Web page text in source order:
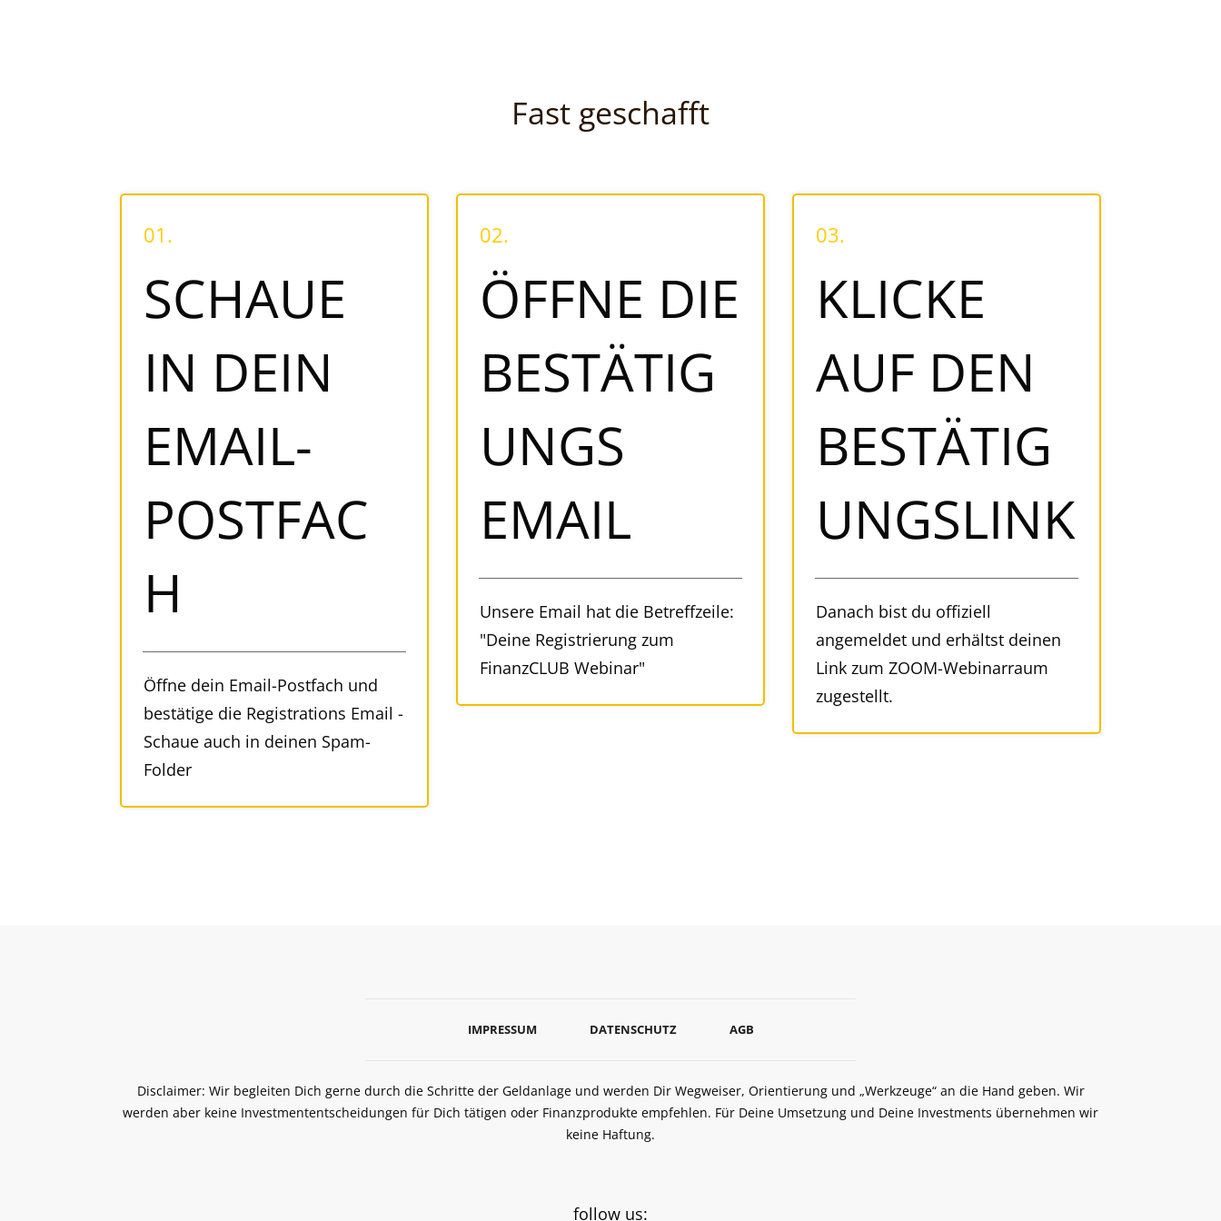
Fast geschafft
01.
SCHAUE
IN DEIN
EMAIL-
POSTFAC
H
Öffne dein Email-Postfach und
bestätige die Registrations Email -
Schaue auch in deinen Spam-
Folder
02.
ÖFFNE DIE
BESTÄTIG
UNGS
EMAIL
Unsere Email hat die Betreffzeile:
"Deine Registrierung zum
FinanzCLUB Webinar"
03.
KLICKE
AUF DEN
BESTÄTIG
UNGSLINK
Danach bist du offiziell
angemeldet und erhältst deinen
Link zum ZOOM-Webinarraum
zugestellt.
IMPRESSUM DATENSCHUTZ AGB
Disclaimer: Wir begleiten Dich gerne durch die Schritte der Geldanlage und werden Dir Wegweiser, Orientierung und „Werkzeuge“ an die Hand geben. Wir
werden aber keine Investmententscheidungen für Dich tätigen oder Finanzprodukte empfehlen. Für Deine Umsetzung und Deine Investments übernehmen wir
keine Haftung.
follow us: